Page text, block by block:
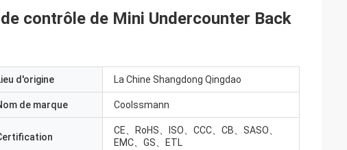
contrôle de Mini Undercounter Back
d'origine La Chine Shangdong Qingdao
de marque Coolssmann
CE、RoHS、ISO、CCC、CB、SASO、
EMC、GS、ETL